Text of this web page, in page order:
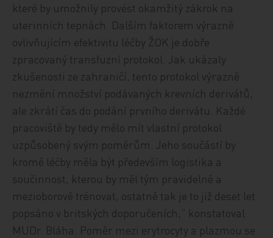
které by umožnily provést okamžitý zákrok na
uterinních tepnách. Dalším faktorem výrazně
ovlivňujícím efektivitu léčby ŽOK je dobře
zpracovaný transfuzní protokol. Jak ukázaly
zkušenosti ze zahraničí, tento protokol výrazně
nezmění množství podávaných krevních derivátů,
ale zkrátí čas do podání prvního derivátu. Každé
pracoviště by tedy mělo mít vlastní protokol
uzpůsobený svým poměrům. Jeho součástí by
kromě léčby měla být především logistika a
součinnost, kterou by měl tým pravidelně a
mezioborově trénovat, ostatně tak je to již deset let
popsáno v britských doporučeních,“ konstatoval
MUDr. Bláha. Poměr mezi erytrocyty a plazmou se